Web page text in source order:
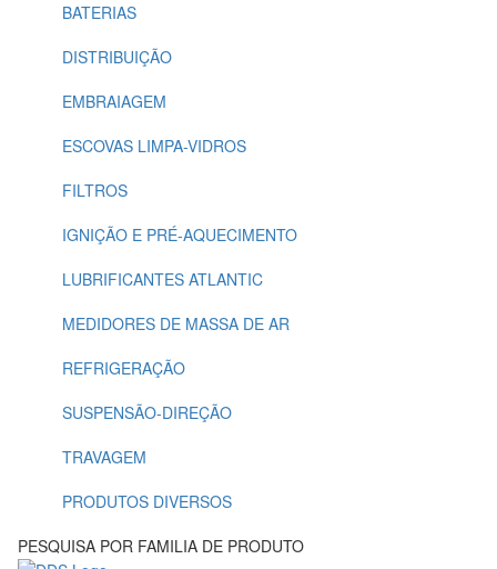
BATERIAS
DISTRIBUIÇÃO
EMBRAIAGEM
ESCOVAS LIMPA-VIDROS
FILTROS
IGNIÇÃO E PRÉ-AQUECIMENTO
LUBRIFICANTES ATLANTIC
MEDIDORES DE MASSA DE AR
REFRIGERAÇÃO
SUSPENSÃO-DIREÇÃO
TRAVAGEM
PRODUTOS DIVERSOS
PESQUISA POR FAMILIA DE PRODUTO